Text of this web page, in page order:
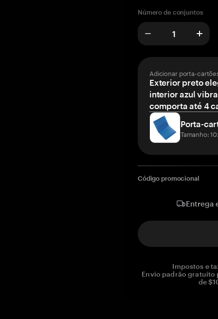
Número de conjuntos
Adicionar porta-
Exterior preto
interior azul
comporta até 4
Porta-
Tamanho:
Código promocional
Entrega
Impostos e
Envio padrão gratuito
de